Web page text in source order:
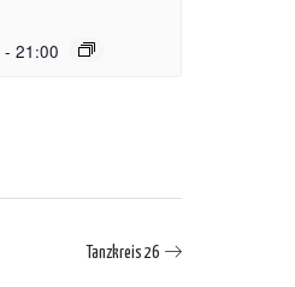
- 21:00
Tanzkreis 26